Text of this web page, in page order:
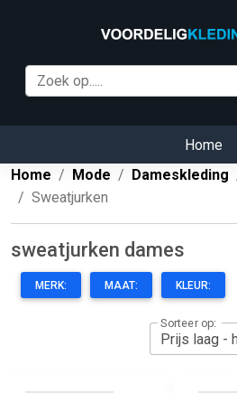
Home
Home
Mode Dameskleding
Sweatjurken
sweatjurken dames
MERK: MAAT: KLEUR:
Sorteer op: